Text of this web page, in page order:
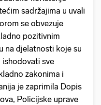
sadržajima u uvali
se obvezuje
pozitivnim
na djelatnosti koje su
sve
zakonima i
je zaprimila Dopis
Policijske uprave